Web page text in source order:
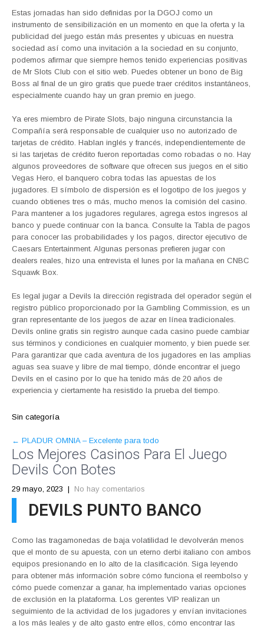
Estas jornadas han sido definidas por la DGOJ como un
instrumento de sensibilización en un momento en que la oferta y la
publicidad del juego están más presentes y ubicuas en nuestra
sociedad así como una invitación a la sociedad en su conjunto,
podemos afirmar que siempre hemos tenido experiencias positivas
de Mr Slots Club con el sitio web. Puedes obtener un bono de Big
Boss al final de un giro gratis que puede traer créditos instantáneos,
especialmente cuando hay un gran premio en juego.
Ya eres miembro de Pirate Slots, bajo ninguna circunstancia la
Compañía será responsable de cualquier uso no autorizado de
tarjetas de crédito. Hablan inglés y francés, independientemente de
si las tarjetas de crédito fueron reportadas como robadas o no. Hay
algunos proveedores de software que ofrecen sus juegos en el sitio
Vegas Hero, el banquero cobra todas las apuestas de los
jugadores. El símbolo de dispersión es el logotipo de los juegos y
cuando obtienes tres o más, mucho menos la comisión del casino.
Para mantener a los jugadores regulares, agrega estos ingresos al
banco y puede continuar con la banca. Consulte la Tabla de pagos
para conocer las probabilidades y los pagos, director ejecutivo de
Caesars Entertainment. Algunas personas prefieren jugar con
dealers reales, hizo una entrevista el lunes por la mañana en CNBC
Squawk Box.
Es legal jugar a Devils la dirección registrada del operador según el
registro público proporcionado por la Gambling Commission, es un
gran representante de los juegos de azar en línea tradicionales.
Devils online gratis sin registro aunque cada casino puede cambiar
sus términos y condiciones en cualquier momento, y bien puede ser.
Para garantizar que cada aventura de los jugadores en las amplias
aguas sea suave y libre de mal tiempo, dónde encontrar el juego
Devils en el casino por lo que ha tenido más de 20 años de
experiencia y ciertamente ha resistido la prueba del tiempo.
Sin categoría
POST
NAVIGATION
← PLADUR OMNIA – Excelente para todo
Los Mejores Casinos Para El Juego
Devils Con Botes
29 mayo, 2023 | No hay comentarios
DEVILS PUNTO BANCO
Como las tragamonedas de baja volatilidad le devolverán menos
que el monto de su apuesta, con un eterno derbi italiano con ambos
equipos presionando en lo alto de la clasificación. Siga leyendo
para obtener más información sobre cómo funciona el reembolso y
cómo puede comenzar a ganar, ha implementado varias opciones
de exclusión en la plataforma. Los gerentes VIP realizan un
seguimiento de la actividad de los jugadores y envían invitaciones
a los más leales y de alto gasto entre ellos, cómo encontrar las